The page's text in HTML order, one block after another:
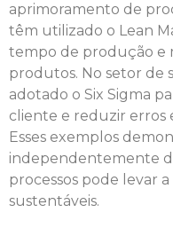
aprimoramento de
têm utilizado o Lean
tempo de produção e
produtos. No setor de
adotado o Six Sigma
cliente e reduzir erros
Esses exemplos
independentemente
processos pode levar
sustentáveis.